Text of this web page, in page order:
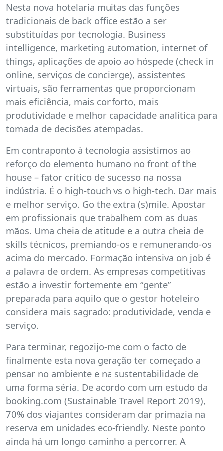
Nesta nova hotelaria muitas das funções
tradicionais de back office estão a ser
substituídas por tecnologia. Business
intelligence, marketing automation, internet of
things, aplicações de apoio ao hóspede (check in
online, serviços de concierge), assistentes
virtuais, são ferramentas que proporcionam
mais eficiência, mais conforto, mais
produtividade e melhor capacidade analítica para
tomada de decisões atempadas.
Em contraponto à tecnologia assistimos ao
reforço do elemento humano no front of the
house – fator crítico de sucesso na nossa
indústria. É o high-touch vs o high-tech. Dar mais
e melhor serviço. Go the extra (s)mile. Apostar
em profissionais que trabalhem com as duas
mãos. Uma cheia de atitude e a outra cheia de
skills técnicos, premiando-os e remunerando-os
acima do mercado. Formação intensiva on job é
a palavra de ordem. As empresas competitivas
estão a investir fortemente em “gente”
preparada para aquilo que o gestor hoteleiro
considera mais sagrado: produtividade, venda e
serviço.
Para terminar, regozijo-me com o facto de
finalmente esta nova geração ter começado a
pensar no ambiente e na sustentabilidade de
uma forma séria. De acordo com um estudo da
booking.com (Sustainable Travel Report 2019),
70% dos viajantes consideram dar primazia na
reserva em unidades eco-friendly. Neste ponto
ainda há um longo caminho a percorrer. A